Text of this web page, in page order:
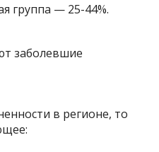
группа — 25-44%.
в регионе, то